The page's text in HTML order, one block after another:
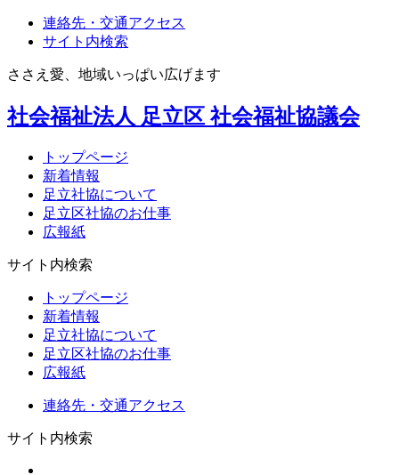
連絡先・交通アクセス
サイト内検索
ささえ愛、地域いっぱい広げます
社会福祉法人 足立区 社会福祉協議会
トップページ
新着情報
足立社協について
足立区社協のお仕事
広報紙
サイト内検索
トップページ
新着情報
足立社協について
足立区社協のお仕事
広報紙
連絡先・交通アクセス
サイト内検索